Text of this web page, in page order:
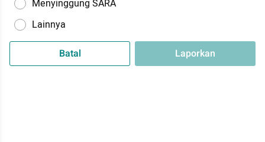
Menyinggung SARA
Lainnya
Batal Laporkan